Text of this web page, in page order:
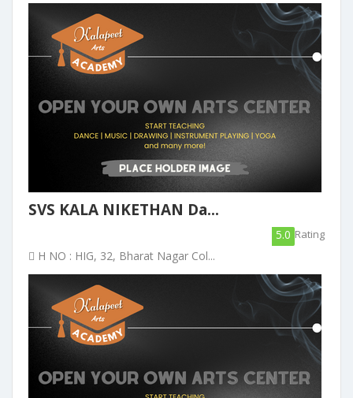
SVS KALA NIKETHAN Da...
5.0 Rating
H NO : HIG, 32, Bharat Nagar Col...